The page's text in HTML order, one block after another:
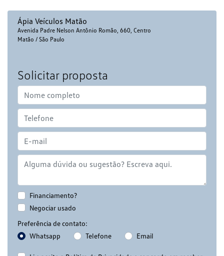
Ápia Veículos Matão
Avenida Padre Nelson Antônio Romão, 660, Centro
Matão / São Paulo
Solicitar proposta
Financiamento?
Negociar usado
Preferência de contato:
Whatsapp
Telefone Email